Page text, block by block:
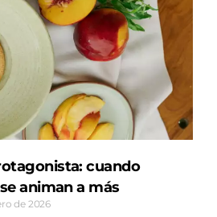
cuando
animan a más
de 2026